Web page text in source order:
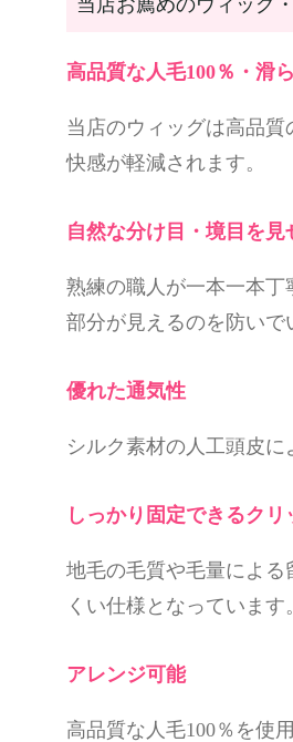
当店お薦めのウィッグ
高品質な人毛100％・滑
当店のウィッグは高品
快感が軽減されます。
自然な分け目・境目を
熟練の職人が一本一本
部分が見えるのを防いで
優れた通気性
シルク素材の人工頭皮に
しっかり固定できるクリ
地毛の毛質や毛量によ
くい仕様となっていま
アレンジ可能
高品質な人毛100％を使